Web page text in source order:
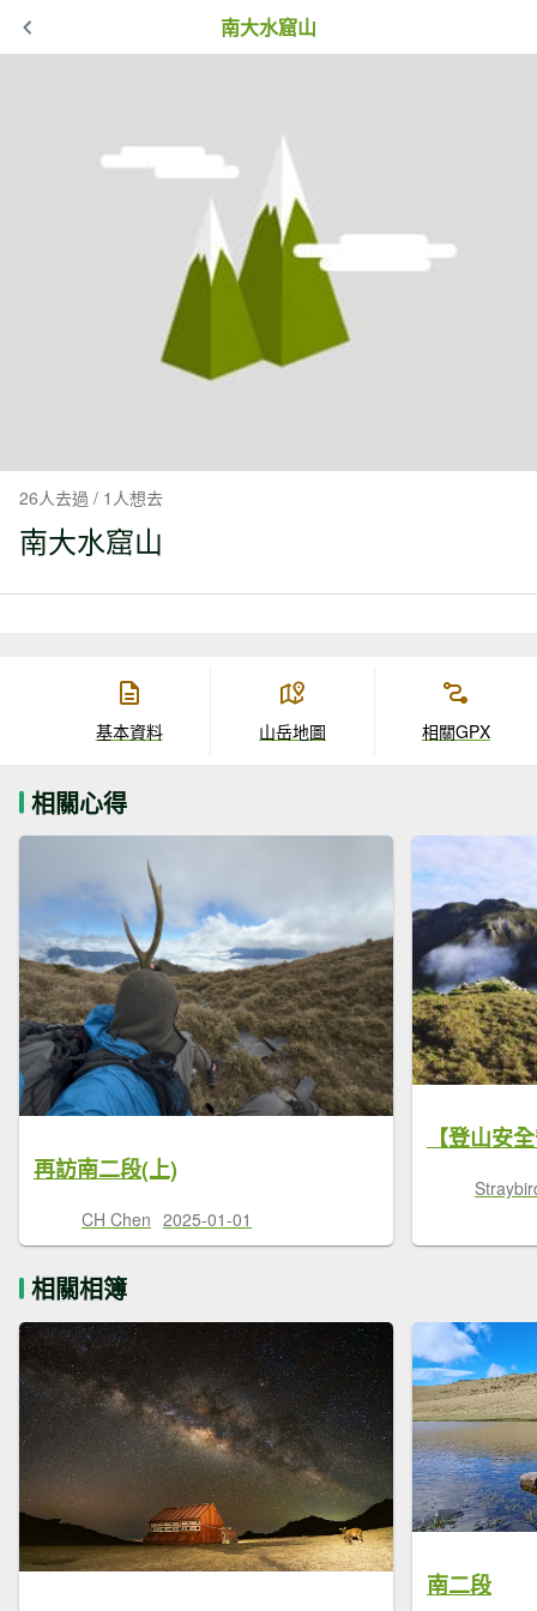
南大水窟山
26人去過 / 1人想去
南大水窟山
基本資料 山岳地圖 相關GPX
相關心得
再訪南二段(上)
CH Chen 2025-01-01
相關相簿
南二段